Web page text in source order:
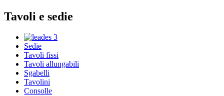
Tavoli e sedie
Sedie
Tavoli fissi
Tavoli allungabili
Sgabelli
Tavolini
Consolle